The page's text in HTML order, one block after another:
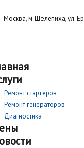
Москва, м. Шелепиха, ул.
Ремонт стартеров
Ремонт генераторов
Диагностика